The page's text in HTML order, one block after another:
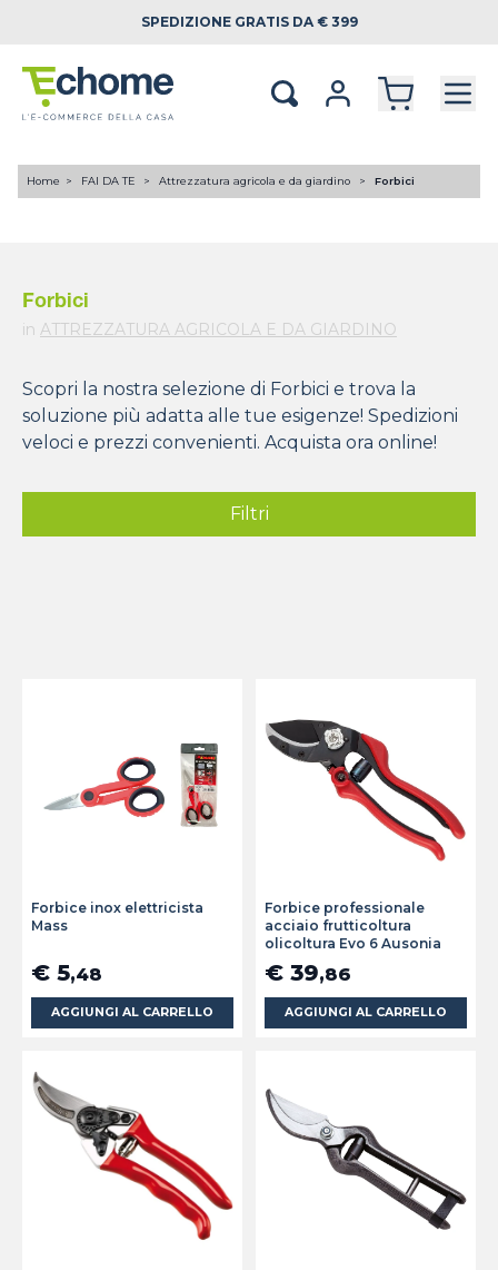
SPEDIZIONE GRATIS DA € 399
Home FAI DA TE Attrezzatura agricola e da giardino Forbici
Forbici
in ATTREZZATURA AGRICOLA E DA GIARDINO
Scopri la nostra selezione di Forbici e trova la
soluzione più adatta alle tue esigenze! Spedizioni
veloci e prezzi convenienti. Acquista ora online!
Filtri
Forbice inox elettricista
Mass
€ 5,48
AGGIUNGI AL CARRELLO
Forbice professionale
acciaio frutticoltura
olicoltura Evo 6 Ausonia
€ 39,86
AGGIUNGI AL CARRELLO